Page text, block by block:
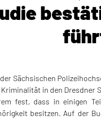
Sächsischen
in den Dresdner
fest, dass in einigen
besitzen. Auf der